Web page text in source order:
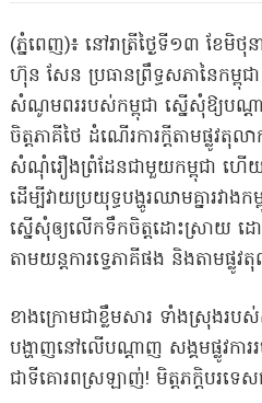
(ភ្នំពេញ)៖ នៅរាត្រីថ្ងៃទី១៣ ខែមិថុ
ហ៊ុន សែន ប្រធានព្រឹទ្ធសភានៃកម្ពុ
សំណូមពររបស់កម្ពុជា ស្នើសុំឱ្យបណ្ត
ចិត្តភាគីថៃ ដំណើរការក្តីតាមផ្លូវតុ
សំណុំរឿងព្រំដែនជាមួយកម្ពុជា ហើយ
ដើម្បីវាយប្រយុទ្ធបង្ហូរឈាមគ្នារវាង
ស្នើសុំឲ្យលើកទឹកចិត្តដោះស្រាយ ដោ
តាមយន្តការទ្វេភាគីផង និងតាមផ្លូវ
ខាងក្រោមជាខ្លឹមសារ ទាំងស្រុងរ
បង្ហាញនៅលើបណ្តាញ សង្គមផ្លូវកា
ជាទីគោរពស្រឡាញ់! មិត្តភក្តិបរទេស